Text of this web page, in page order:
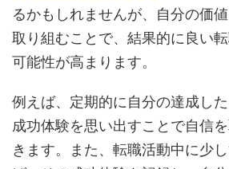
るかもしれませんが、自分の価
取り組むことで、結果的に良い
可能性が高まります。
例えば、定期的に自分の達成した
成功体験を思い出すことで自信
きます。また、転職活動中に少